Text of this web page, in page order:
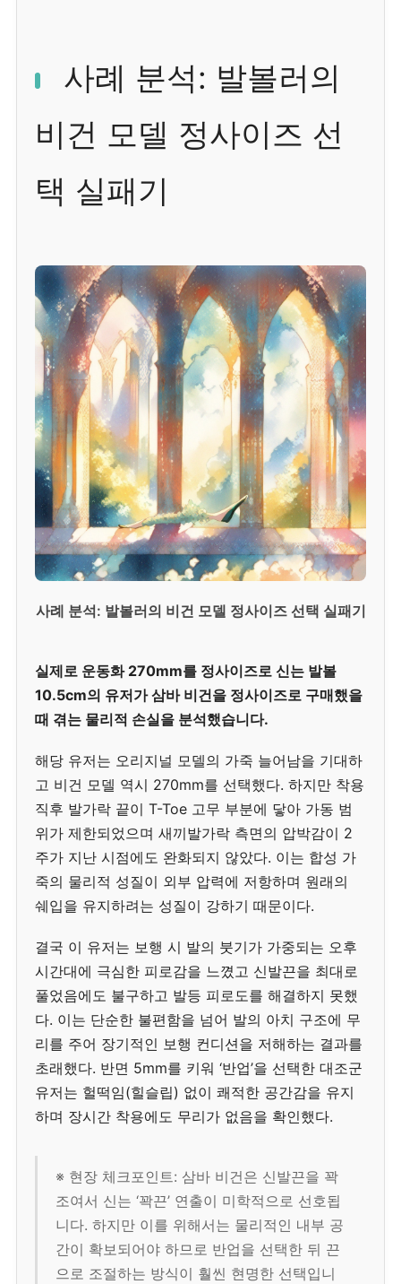
사례 분석: 발볼러의
비건 모델 정사이즈 선
택 실패기
사례 분석: 발볼러의 비건 모델 정사이즈 선택 실패기
실제로 운동화 270mm를 정사이즈로 신는 발볼
10.5cm의 유저가 삼바 비건을 정사이즈로 구매했을
때 겪는 물리적 손실을 분석했습니다.
해당 유저는 오리지널 모델의 가죽 늘어남을 기대하
고 비건 모델 역시 270mm를 선택했다. 하지만 착용
직후 발가락 끝이 T-Toe 고무 부분에 닿아 가동 범
위가 제한되었으며 새끼발가락 측면의 압박감이 2
주가 지난 시점에도 완화되지 않았다. 이는 합성 가
죽의 물리적 성질이 외부 압력에 저항하며 원래의
쉐입을 유지하려는 성질이 강하기 때문이다.
결국 이 유저는 보행 시 발의 붓기가 가중되는 오후
시간대에 극심한 피로감을 느꼈고 신발끈을 최대로
풀었음에도 불구하고 발등 피로도를 해결하지 못했
다. 이는 단순한 불편함을 넘어 발의 아치 구조에 무
리를 주어 장기적인 보행 컨디션을 저해하는 결과를
초래했다. 반면 5mm를 키워 ‘반업’을 선택한 대조군
유저는 헐떡임(힐슬립) 없이 쾌적한 공간감을 유지
하며 장시간 착용에도 무리가 없음을 확인했다.
※ 현장 체크포인트: 삼바 비건은 신발끈을 꽉
조여서 신는 ‘꽉끈’ 연출이 미학적으로 선호됩
니다. 하지만 이를 위해서는 물리적인 내부 공
간이 확보되어야 하므로 반업을 선택한 뒤 끈
으로 조절하는 방식이 훨씬 현명한 선택입니